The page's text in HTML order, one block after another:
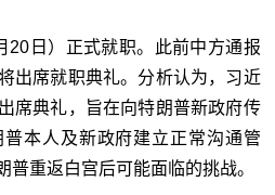
20日）正式就职。此前中方通报
出席就职典礼。分析认为，习近
席典礼，旨在向特朗普新政府传
本人及新政府建立正常沟通管
普重返白宫后可能面临的挑战。